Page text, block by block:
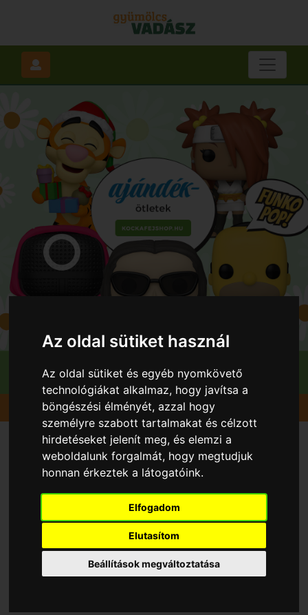
Az oldal sütiket használ
Az oldal sütiket és egyéb nyomkövető
technológiákat alkalmaz, hogy javítsa a
böngészési élményét, azzal hogy
személyre szabott tartalmakat és célzott
hirdetéseket jelenít meg, és elemzi a
weboldalunk forgalmát, hogy megtudjuk
honnan érkeztek a látogatóink.
Elfogadom
Elutasítom
Beállítások megváltoztatása
Gyümölcsök Alma Mollies delicious